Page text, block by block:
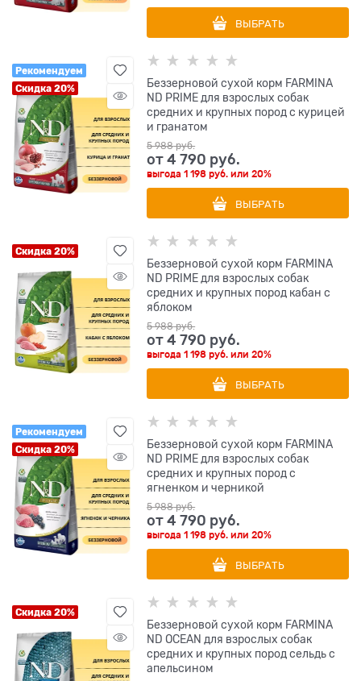
ВЫБРАТЬ
Рекомендуем
Скидка 20%
Беззерновой cухой корм FARMINA
ND PRIME для взрослых собак
средних и крупных пород с курицей
и гранатом
5 988 руб.
от4 790 руб.
выгода1 198 руб. или20%
ВЫБРАТЬ
Скидка 20%
Беззерновой cухой корм FARMINA
ND PRIME для взрослых собак
средних и крупных пород кабан с
яблоком
5 988 руб.
от4 790 руб.
выгода1 198 руб. или20%
ВЫБРАТЬ
Рекомендуем
Скидка 20%
Беззерновой cухой корм FARMINA
ND PRIME для взрослых собак
средних и крупных пород с
ягненком и черникой
5 988 руб.
от4 790 руб.
выгода1 198 руб. или20%
ВЫБРАТЬ
Скидка 20%
Беззерновой cухой корм FARMINA
ND OCEAN для взрослых собак
средних и крупных пород сельдь с
апельсином